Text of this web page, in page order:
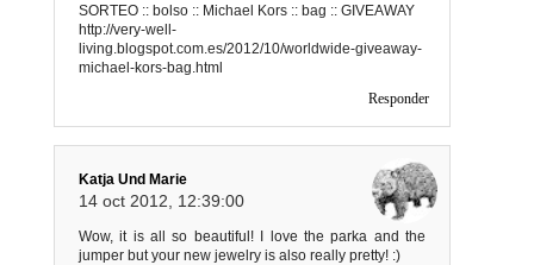
SORTEO :: bolso :: Michael Kors :: bag :: GIVEAWAY
http://very-well-
living.blogspot.com.es/2012/10/worldwide-giveaway-
michael-kors-bag.html
Responder
Katja Und Marie
14 oct 2012, 12:39:00
Wow, it is all so beautiful! I love the parka and the
jumper but your new jewelry is also really pretty! :)